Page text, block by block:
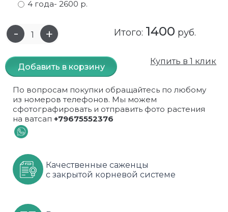
Сирень
Спирея
Шиповник декоративный красный
Юкка
Миндаль
Облепиха высокорослая
Облепиха высокорослая, раскидистая
Орех (Фундук)
Сливы
Хурма
Крыжовник
Малина
Облепиха
От производителя
Рябина
Оранжевые розы
Парковые
Плетистые
разноцветные
Роза ругоза
4 года- 2600 р.
Итого: 1400 руб.
Добавить в корзину
Купить в 1 клик
По вопросам покупки обращайтесь по любому
из номеров телефонов. Мы можем
сфотографировать и отправить фото растения
на ватсап +79675552376
Качественные саженцы
с закрытой корневой системе